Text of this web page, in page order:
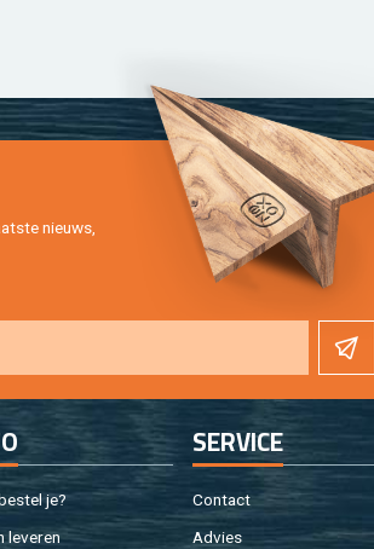
nieuws,
je?
le­ve­ren
SER­VI­CE
Con­tact
Ad­vies